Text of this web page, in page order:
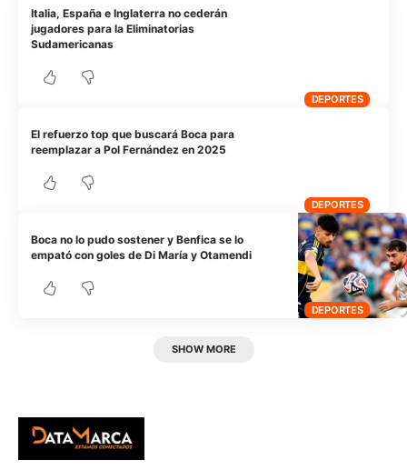
DEPORTES
Italia, España e Inglaterra no cederán
jugadores para la Eliminatorias
Sudamericanas
DEPORTES
El refuerzo top que buscará Boca para
reemplazar a Pol Fernández en 2025
DEPORTES
Boca no lo pudo sostener y Benfica se lo
empató con goles de Di María y Otamendi
SHOW MORE